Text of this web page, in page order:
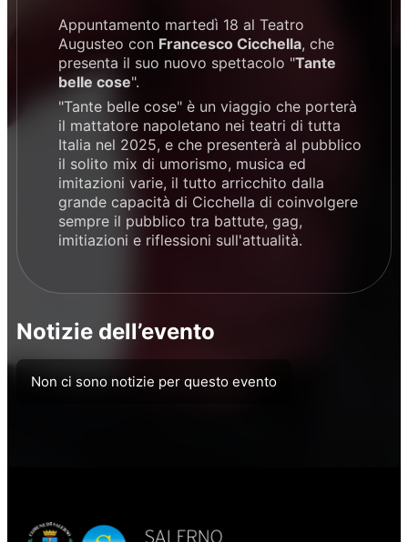
Appuntamento martedì 18 al Teatro
Augusteo con Francesco Cicchella, che
presenta il suo nuovo spettacolo "Tante
belle cose".
"Tante belle cose" è un viaggio che porterà
il mattatore napoletano nei teatri di tutta
Italia nel 2025, e che presenterà al pubblico
il solito mix di umorismo, musica ed
imitazioni varie, il tutto arricchito dalla
grande capacità di Cicchella di coinvolgere
sempre il pubblico tra battute, gag,
imitiazioni e riflessioni sull'attualità.
Notizie dell’evento
Non ci sono notizie per questo evento